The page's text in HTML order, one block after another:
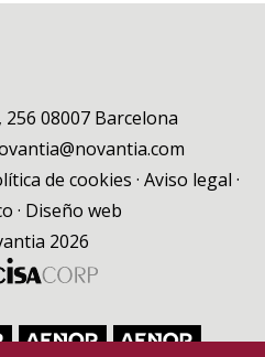
08007 Barcelona
de cookies · Aviso legal ·
· Diseño web
2026